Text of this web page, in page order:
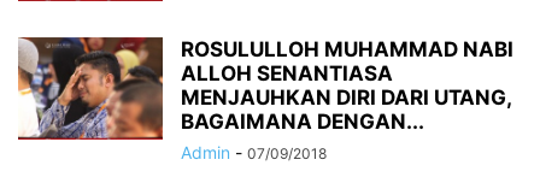
ROSULULLOH MUHAMMAD NABI
ALLOH SENANTIASA
MENJAUHKAN DIRI DARI UTANG,
BAGAIMANA DENGAN...
Admin - 07/09/2018